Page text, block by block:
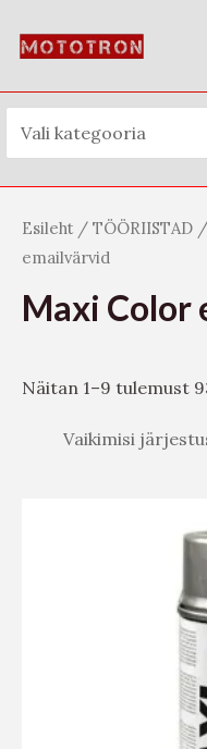
t
s
Esileht / TÖÖRIISTAD /
emailvärvid
Maxi Color
Näitan 1–9 tulemust